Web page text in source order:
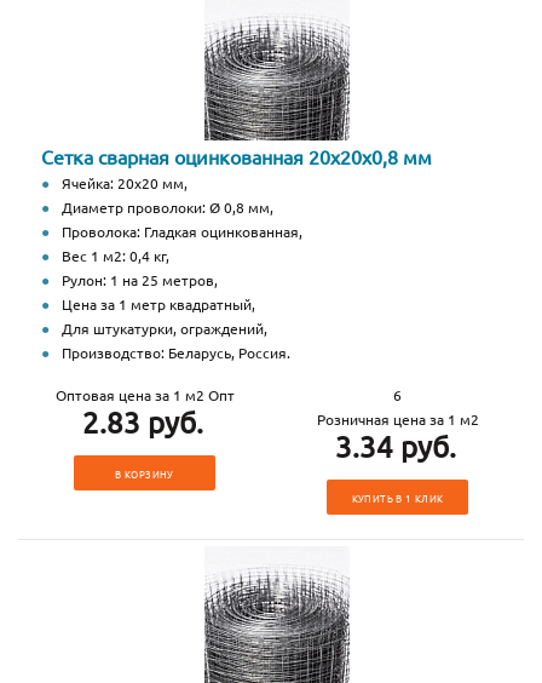
Сетка сварная оцинкованная 20х20х0,8 мм
Ячейка: 20х20 мм,
Диаметр проволоки: Ø 0,8 мм,
Проволока: Гладкая оцинкованная,
Вес 1 м2: 0,4 кг,
Рулон: 1 на 25 метров,
Цена за 1 метр квадратный,
Для штукатурки, ограждений,
Производство: Беларусь, Россия.
Оптовая цена за 1 м2 Опт
2.83 руб.
В КОРЗИНУ
6
Розничная цена за 1 м2
3.34 руб.
КУПИТЬ В 1 КЛИК